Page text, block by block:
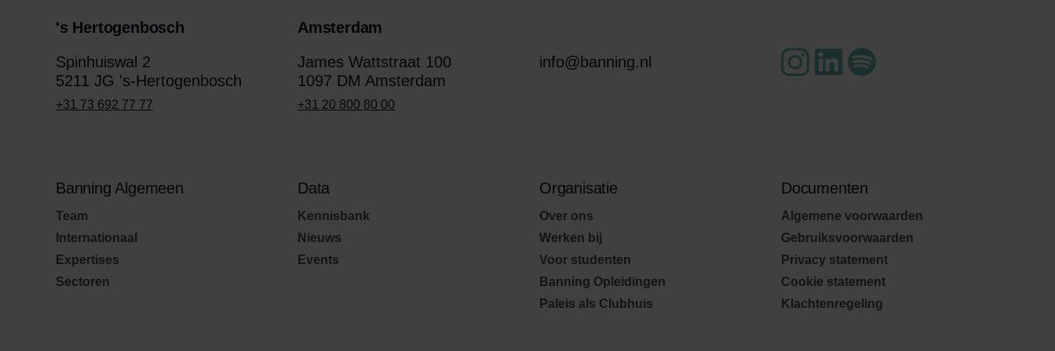
's Hertogenbosch
Spinhuiswal 2
5211 JG 's-Hertogenbosch
+31 73 692 77 77
Amsterdam
James Wattstraat 100
1097 DM Amsterdam
+31 20 800 80 00
info@banning.nl
Banning Algemeen
Team
Internationaal
Expertises
Sectoren
Data
Kennisbank
Nieuws
Events
Organisatie
Over ons
Werken bij
Voor studenten
Banning Opleidingen
Paleis als Clubhuis
Documenten
Algemene voorwaarden
Gebruiksvoorwaarden
Privacy statement
Cookie statement
Klachtenregeling